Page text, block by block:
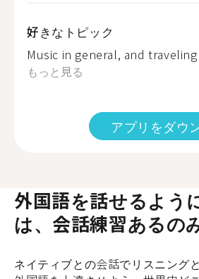
好きなトピック
Music in general, and
もっと見る
アプリをダウ
外国語を話せるよう
は、会話練習あるの
ネイティブとの会話でリスニング